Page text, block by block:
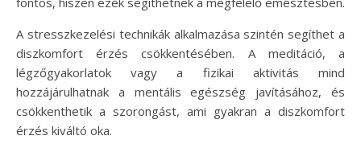
A stresszkezelési technikák alkalmazása szintén segíthet a
diszkomfort érzés csökkentésében. A meditáció, a
légzőgyakorlatok vagy a fizikai aktivitás mind
hozzájárulhatnak a mentális egészség javításához, és
csökkenthetik a szorongást, ami gyakran a diszkomfort
érzés kiváltó oka.